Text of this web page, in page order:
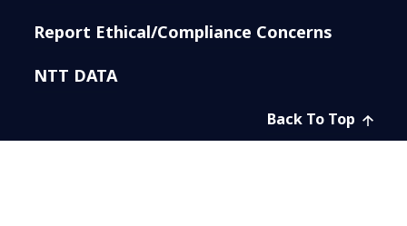
Report Ethical/Compliance Concerns
NTT DATA
Back To Top